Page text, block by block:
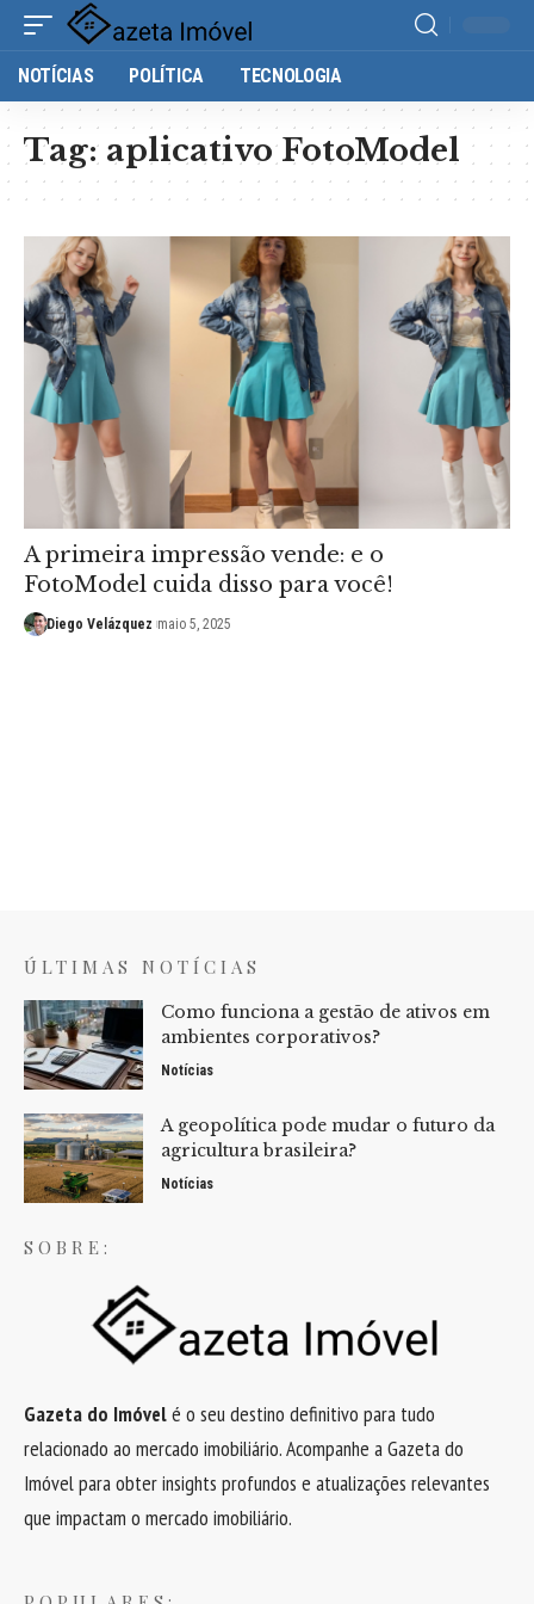
NOTÍCIAS POLÍTICA TECNOLOGIA
Tag: aplicativo FotoModel
A primeira impressão vende: e o
FotoModel cuida disso para você!
Diego Velázquez maio 5, 2025
ÚLTIMAS NOTÍCIAS
Como funciona a gestão de ativos em
ambientes corporativos?
Notícias
A geopolítica pode mudar o futuro da
agricultura brasileira?
Notícias
SOBRE:
Gazeta do Imóvelé o seu destino definitivo para tudo
relacionado ao mercado imobiliário. Acompanhe a Gazeta do
Imóvel para obter insights profundos e atualizações relevantes
que impactam o mercado imobiliário.